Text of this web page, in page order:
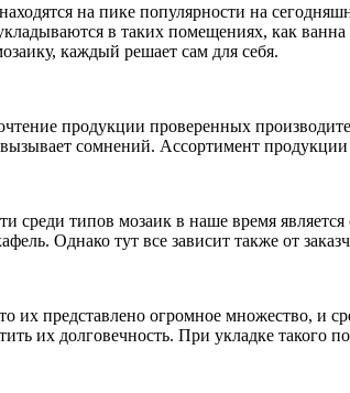
на пике популярности на
в таких помещениях, как
каждый решает сам для себя.
продукции проверенных
сомнений. Ассортимент
среди типов мозаик в наше время
Однако тут все зависит также от
их представлено огромное множество,
их долговечность. При укладке